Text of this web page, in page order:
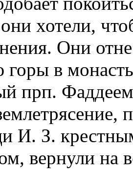
они хотели,
Они
в
прп.
И. З.
вернули на